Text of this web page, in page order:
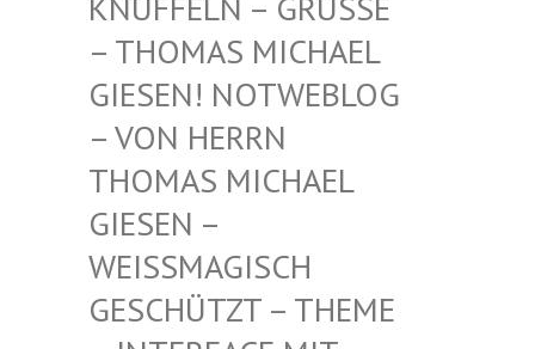
THOMAS MICHAEL G
IESEN! NOTWEBLOG –
VON HERRN T
HOMAS MICHAEL G
IESEN – W
EISSMAGISCH GE
SCHÜTZT – THEME –